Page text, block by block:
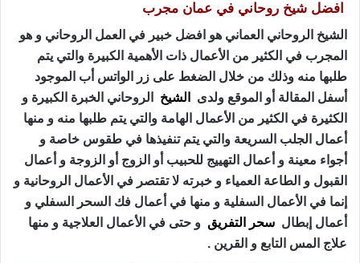
افضل شيخ روحاني في عمان مجرب
الشيخ الروحاني العماني هو افضل خبير في العمل الروحاني و هو
المجرب في الكثير من الأعمال ذات الأهمية الكبيرة والتي يتم
طلبها منه وذلك من خلال الضغط على زر الواتس أب الموجود
أسفل المقالة أو الموقع ولدى
الشيخ
الروحاني الخبرة الكبيرة و
الكثيرة في الكثير من الأعمال الهامة والتي يتم طلبها منه و منها
أعمال الجلب السريعة والتي يتم تنفيذها في طقوس خاصة و
أجواء معينة و أعمال التهييج للحبيب أو الزوج أو الزوجة و أعمال
القبول و الطاعة العمياء و خبرته لا تقتصر في الأعمال الروحانية و
إنما في الأعمال السفلية و منها في أعمال فك السحر السفلي و
أعمال إبطال سحر التفريق و حتى في الأعمال العلاجية و منها
علاج المس التابع و القرين .